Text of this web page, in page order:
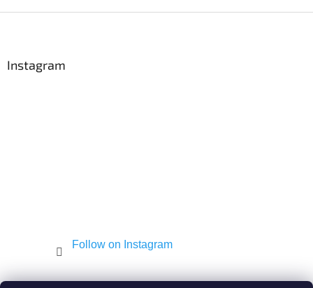
Instagram
Follow on Instagram